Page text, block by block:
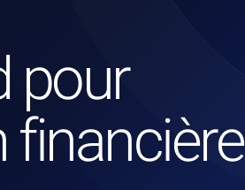
pour
financière